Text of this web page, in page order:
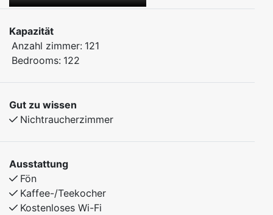
Kapazität
Anzahl zimmer: 121
Bedrooms: 122
Gut zu wissen
Nichtraucherzimmer
Ausstattung
Fön
Kaffee-/Teekocher
Kostenloses Wi-Fi